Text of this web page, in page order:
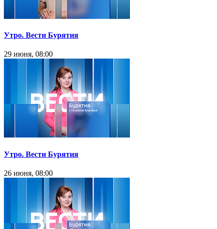
Утро. Вести Бурятия
29 июня, 08:00
Утро. Вести Бурятия
26 июня, 08:00